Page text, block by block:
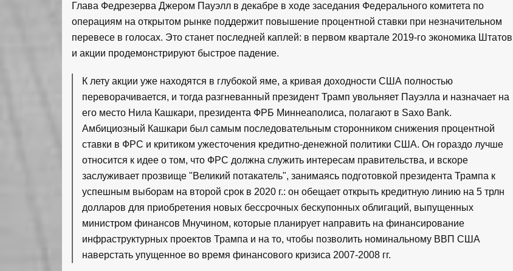
Глава Федрезерва Джером Пауэлл в декабре в ходе заседания Федерального комитета по
операциям на открытом рынке поддержит повышение процентной ставки при незначительном
перевесе в голосах. Это станет последней каплей: в первом квартале 2019-го экономика Штатов
и акции продемонстрируют быстрое падение.
К лету акции уже находятся в глубокой яме, а кривая доходности США полностью
переворачивается, и тогда разгневанный президент Трамп увольняет Пауэлла и назначает на
его место Нила Кашкари, президента ФРБ Миннеаполиса, полагают в Saxo Bank.
Амбициозный Кашкари был самым последовательным сторонником снижения процентной
ставки в ФРС и критиком ужесточения кредитно-денежной политики США. Он гораздо лучше
относится к идее о том, что ФРС должна служить интересам правительства, и вскоре
заслуживает прозвище "Великий потакатель", занимаясь подготовкой президента Трампа к
успешным выборам на второй срок в 2020 г.: он обещает открыть кредитную линию на 5 трлн
долларов для приобретения новых бессрочных бескупонных облигаций, выпущенных
министром финансов Мнучином, которые планирует направить на финансирование
инфраструктурных проектов Трампа и на то, чтобы позволить номинальному ВВП США
наверстать упущенное во время финансового кризиса 2007-2008 гг.